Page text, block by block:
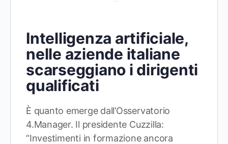
Intelligenza artificiale,
nelle aziende italiane
scarseggiano i dirigenti
qualificati
È quanto emerge dall’Osservatorio
4.Manager. Il presidente Cuzzilla:
“Investimenti in formazione ancora